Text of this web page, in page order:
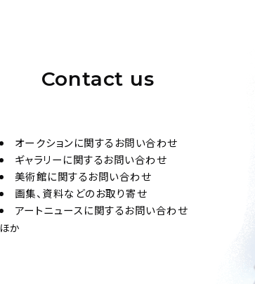
Contact us
オークションに関するお問い合わせ
ギャラリーに関するお問い合わせ
美術館に関するお問い合わせ
画集、資料などのお取り寄せ
アートニュースに関するお問い合わせ
ほか